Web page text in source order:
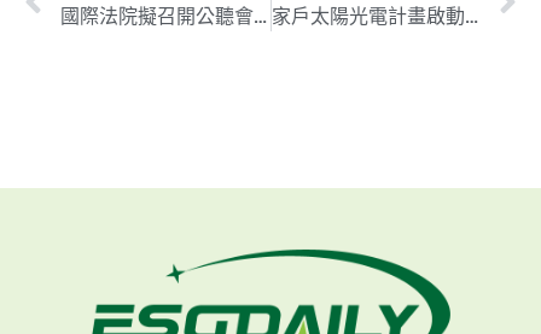
國際法院擬召開公聽會 「法律藍圖」助力環境保護 家戶太陽光電計畫啟動 預估12萬戶受惠創720億投資